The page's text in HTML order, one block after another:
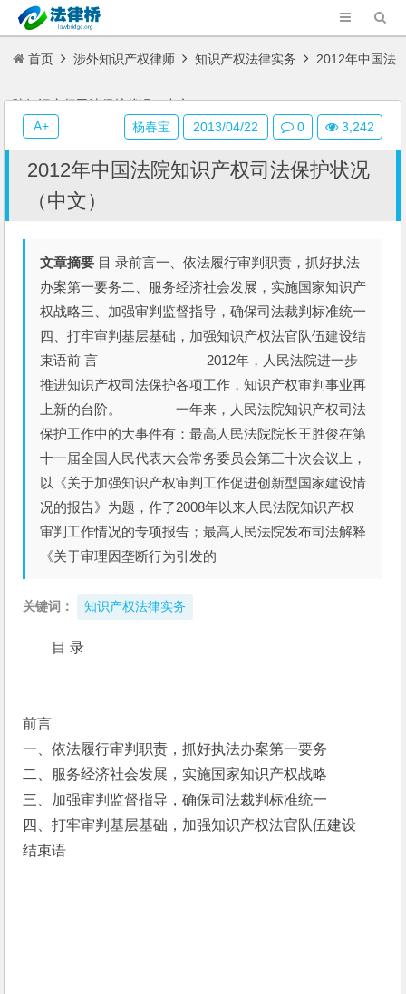
首页 涉外知识产权律师 知识产权法律实务 2012年中国法
院知识产权司法保护状况（中文）
2012年中国法院知识产权司法保护状况
（中文）
文章摘要 目 录前言一、依法履行审判职责，抓好执法
办案第一要务二、服务经济社会发展，实施国家知识产
权战略三、加强审判监督指导，确保司法裁判标准统一
四、打牢审判基层基础，加强知识产权法官队伍建设结
束语前 言 2012年，人民法院进一步
推进知识产权司法保护各项工作，知识产权审判事业再
上新的台阶。 一年来，人民法院知识产权司法
保护工作中的大事件有：最高人民法院院长王胜俊在第
十一届全国人民代表大会常务委员会第三十次会议上，
以《关于加强知识产权审判工作促进创新型国家建设情
况的报告》为题，作了2008年以来人民法院知识产权
审判工作情况的专项报告；最高人民法院发布司法解释
《关于审理因垄断行为引发的
关键词： 知识产权法律实务
目 录
前言
一、依法履行审判职责，抓好执法办案第一要务
二、服务经济社会发展，实施国家知识产权战略
三、加强审判监督指导，确保司法裁判标准统一
四、打牢审判基层基础，加强知识产权法官队伍建设
结束语
杨春宝 2013/04/22 0 3,242
A+